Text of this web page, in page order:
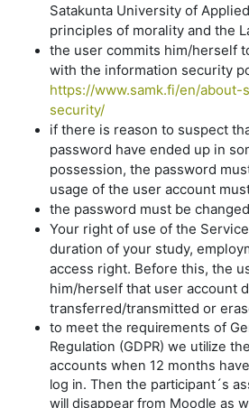
Satakunta University of
principles of morality and the
the user commits him/herself
with the information security
https://www.samk.fi/en/about-
security/
if there is reason to suspect
password have ended up in
possession, the password
usage of the user account
the password must be
Your right of use of the
duration of your study,
access right. Before this, the
him/herself that user account
transferred/transmitted or
to meet the requirements of
Regulation (GDPR) we utilize
accounts when 12 months
log in. Then the participant´s
will disappear from Moodle as